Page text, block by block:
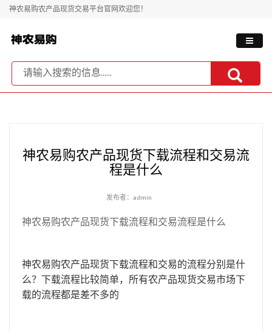
神农易购农产品现货交易平台官网欢迎您！
神农易购农产品现货下载流程和交易流
程是什么
发布者：admin
神农易购农产品现货下载流程和交易流程是什么
神农易购农产品现货下载流程和交易的流程分别是什
么？下载流程比较简单，所有农产品现货交易市场下
载的流程都是差不多的